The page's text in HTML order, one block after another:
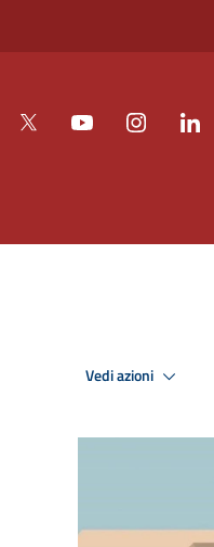
Vedi azioni